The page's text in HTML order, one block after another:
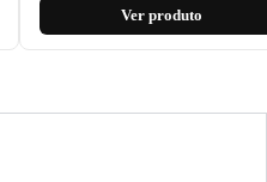
Ver produto